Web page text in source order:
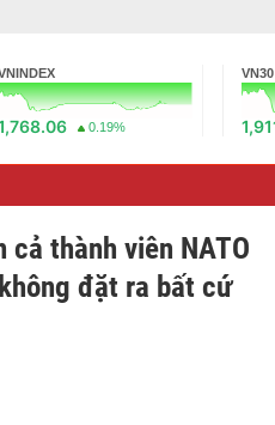
0.19%
VN30
cả thành viên NATO
đặt ra bất cứ